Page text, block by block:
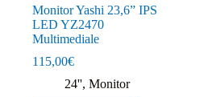
Monitor Yashi 23,6” IPS
LED YZ2470
Multimediale
115,00€
24'', Monitor